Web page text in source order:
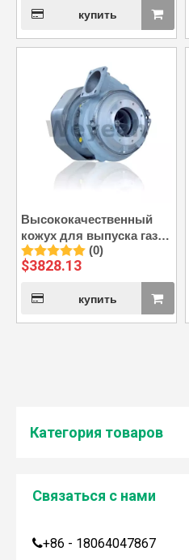
купить
Высококачественный
кожух для выпуска газа
61001 подходит для
турбины A140-H65.
(0)
$3828.13
купить
Категория товаров
Связаться с нами
+86 - 18064047867